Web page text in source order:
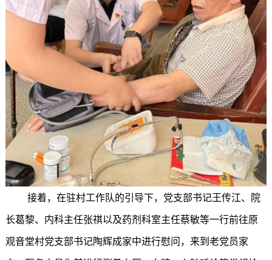
接着，在驻村工作队的引导下，党支部书记王传江、院
长葛黎、内科主任张祺以及药剂科室主任蔡敏等一行前往原
观音堂村党支部书记陶辉成家中进行慰问，来到老党员家